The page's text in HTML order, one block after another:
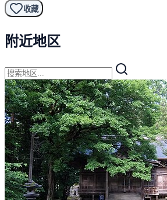
收藏
附近地区